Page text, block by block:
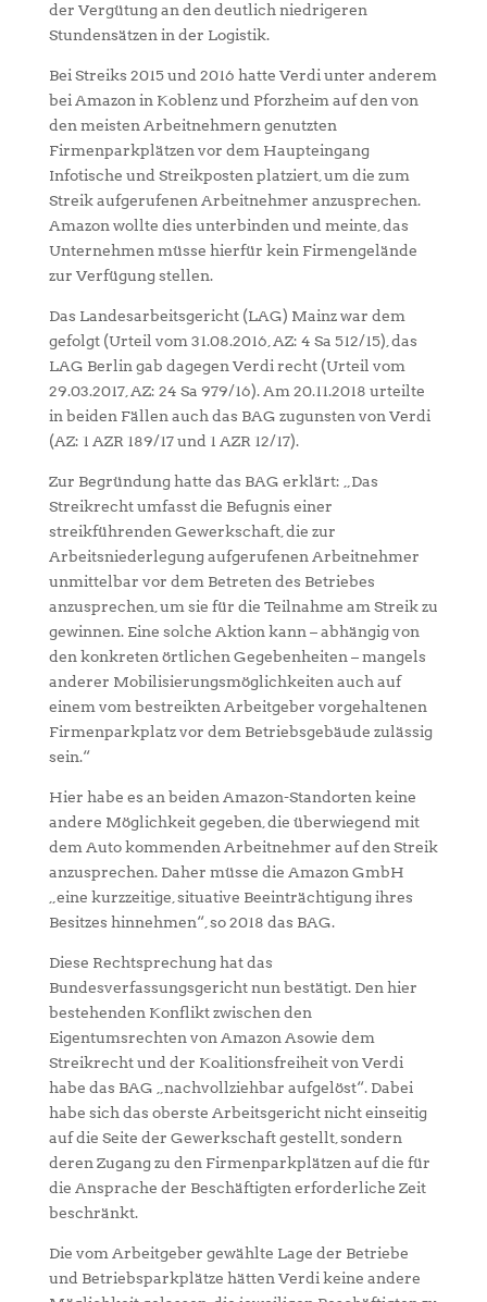
der Vergütung an den deutlich niedrigeren
Stundensätzen in der Logistik.
Bei Streiks 2015 und 2016 hatte Verdi unter anderem
bei Amazon in Koblenz und Pforzheim auf den von
den meisten Arbeitnehmern genutzten
Firmenparkplätzen vor dem Haupteingang
Infotische und Streikposten platziert, um die zum
Streik aufgerufenen Arbeitnehmer anzusprechen.
Amazon wollte dies unterbinden und meinte, das
Unternehmen müsse hierfür kein Firmengelände
zur Verfügung stellen.
Das Landesarbeitsgericht (LAG) Mainz war dem
gefolgt (Urteil vom 31.08.2016, AZ: 4 Sa 512/15), das
LAG Berlin gab dagegen Verdi recht (Urteil vom
29.03.2017, AZ: 24 Sa 979/16). Am 20.11.2018 urteilte
in beiden Fällen auch das BAG zugunsten von Verdi
(AZ: 1 AZR 189/17 und 1 AZR 12/17).
Zur Begründung hatte das BAG erklärt: „Das
Streikrecht umfasst die Befugnis einer
streikführenden Gewerkschaft, die zur
Arbeitsniederlegung aufgerufenen Arbeitnehmer
unmittelbar vor dem Betreten des Betriebes
anzusprechen, um sie für die Teilnahme am Streik zu
gewinnen. Eine solche Aktion kann – abhängig von
den konkreten örtlichen Gegebenheiten – mangels
anderer Mobilisierungsmöglichkeiten auch auf
einem vom bestreikten Arbeitgeber vorgehaltenen
Firmenparkplatz vor dem Betriebsgebäude zulässig
sein.“
Hier habe es an beiden Amazon-Standorten keine
andere Möglichkeit gegeben, die überwiegend mit
dem Auto kommenden Arbeitnehmer auf den Streik
anzusprechen. Daher müsse die Amazon GmbH
„eine kurzzeitige, situative Beeinträchtigung ihres
Besitzes hinnehmen“, so 2018 das BAG.
Diese Rechtsprechung hat das
Bundesverfassungsgericht nun bestätigt. Den hier
bestehenden Konflikt zwischen den
Eigentumsrechten von Amazon Asowie dem
Streikrecht und der Koalitionsfreiheit von Verdi
habe das BAG „nachvollziehbar aufgelöst“. Dabei
habe sich das oberste Arbeitsgericht nicht einseitig
auf die Seite der Gewerkschaft gestellt, sondern
deren Zugang zu den Firmenparkplätzen auf die für
die Ansprache der Beschäftigten erforderliche Zeit
beschränkt.
Die vom Arbeitgeber gewählte Lage der Betriebe
und Betriebsparkplätze hätten Verdi keine andere